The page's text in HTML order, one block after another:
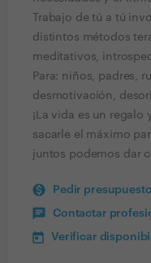
Trabajo de tú a tú
distintos métodos
meditativos,
Para: niños, padres,
desmotivación,
¡La vida es un regalo
sacarle el máximo
juntos podemos dar
Pedir
Contactar
Verificar